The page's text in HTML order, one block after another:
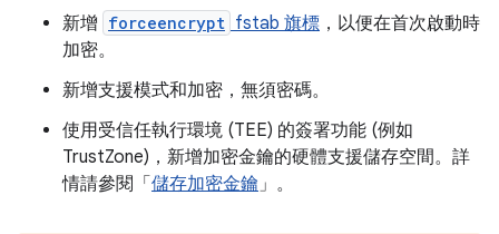
新增 forceencrypt fstab 旗標 ，以便在首次啟動時
加密。
新增支援模式和加密，無須密碼。
使用受信任執行環境 (TEE) 的簽署功能 (例如
TrustZone)，新增加密金鑰的硬體支援儲存空間。詳
情請參閱「 儲存加密金鑰」。